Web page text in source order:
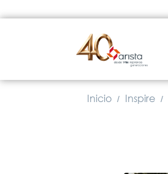
Inicio / Inspire /